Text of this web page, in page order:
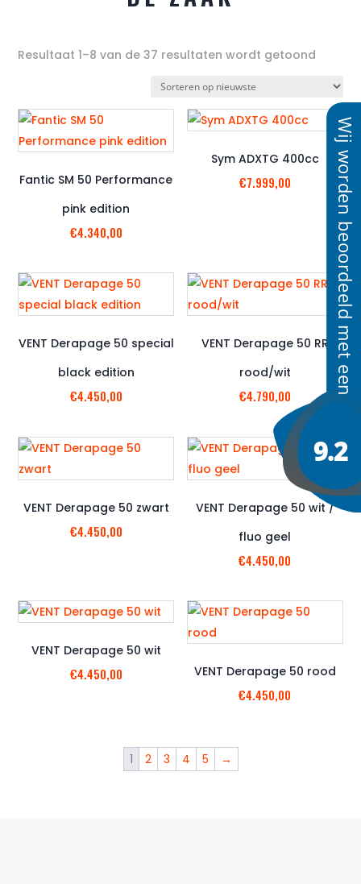
Resultaat 1–8 van de 37 resultaten wordt getoond
Fantic SM 50 Performance
pink edition
€4.340,00
Sym ADXTG 400cc
€7.999,00
VENT Derapage 50 special
black edition
€4.450,00
VENT Derapage 50 RR
rood/wit
€4.790,00
VENT Derapage 50 zwart
€4.450,00
VENT Derapage 50 wit /
fluo geel
€4.450,00
VENT Derapage 50 wit
€4.450,00 VENT Derapage 50 rood
€4.450,00
1 2 3 4 5 →